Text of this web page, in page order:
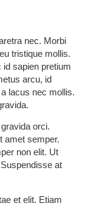
nec. Morbi
tristique mollis.
sapien pretium
arcu, id
lacus nec mollis.
orci.
amet semper.
non elit. Ut
at
et elit. Etiam